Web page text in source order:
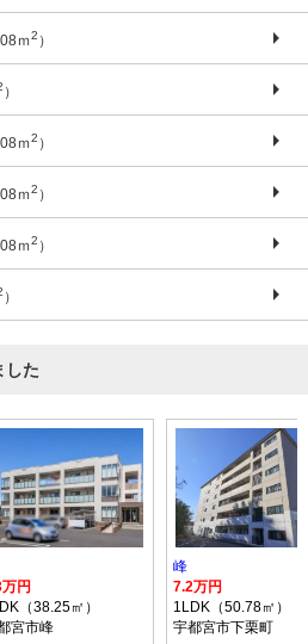
ｍ2 ）
）
ｍ2 ）
ｍ2 ）
ｍ2 ）
）
した
円
（38.25㎡）
宮市峰
峰
7.2万円
1LDK（50.78㎡）
宇都宮市下栗町